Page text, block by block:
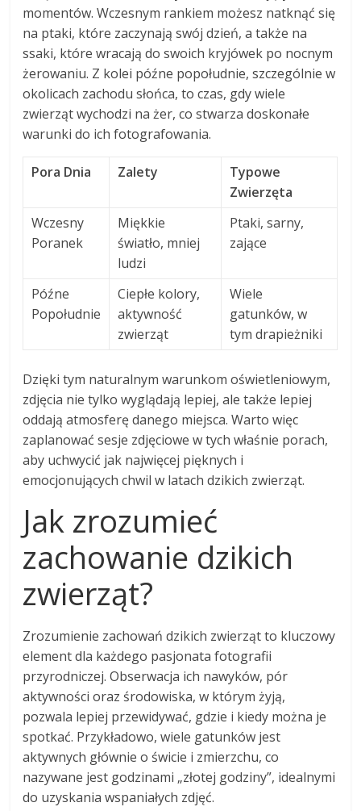
momentów. Wczesnym rankiem możesz natknąć się
na ptaki, które zaczynają swój dzień, a także na
ssaki, które wracają do swoich kryjówek po nocnym
żerowaniu. Z kolei późne popołudnie, szczególnie w
okolicach zachodu słońca, to czas, gdy wiele
zwierząt wychodzi na żer, co stwarza doskonałe
warunki do ich fotografowania.
Pora Dnia Zalety
Typowe
Zwierzęta
Wczesny
Poranek
Miękkie
światło, mniej
ludzi
Ptaki, sarny,
zające
Późne
Popołudnie
Ciepłe kolory,
aktywność
zwierząt
Wiele
gatunków, w
tym drapieżniki
Dzięki tym naturalnym warunkom oświetleniowym,
zdjęcia nie tylko wyglądają lepiej, ale także lepiej
oddają atmosferę danego miejsca. Warto więc
zaplanować sesje zdjęciowe w tych właśnie porach,
aby uchwycić jak najwięcej pięknych i
emocjonujących chwil w latach dzikich zwierząt.
Jak zrozumieć
zachowanie dzikich
zwierząt?
Zrozumienie zachowań dzikich zwierząt to kluczowy
element dla każdego pasjonata fotografii
przyrodniczej. Obserwacja ich nawyków, pór
aktywności oraz środowiska, w którym żyją,
pozwala lepiej przewidywać, gdzie i kiedy można je
spotkać. Przykładowo, wiele gatunków jest
aktywnych głównie o świcie i zmierzchu, co
nazywane jest godzinami „złotej godziny”, idealnymi
do uzyskania wspaniałych zdjęć.